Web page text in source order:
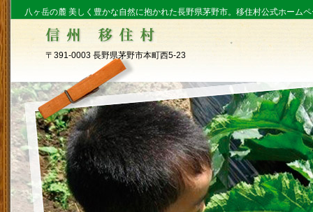
八ヶ岳の麓 美しく豊かな自然に抱かれた長野県茅野市。移住村公式ホーム
〒391-0003 長野県茅野市本町西5-23